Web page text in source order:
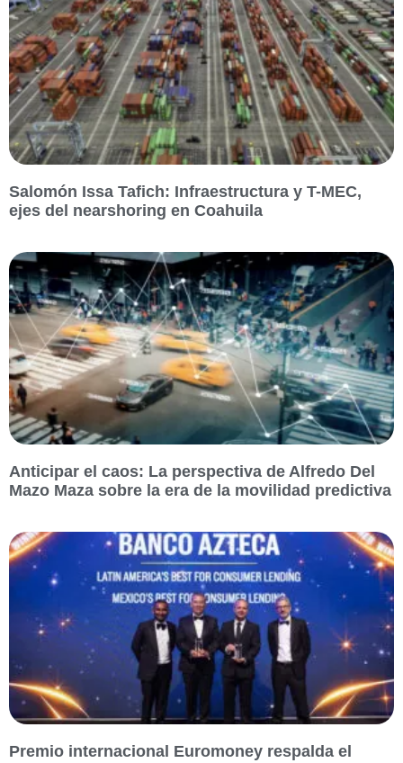
Salomón Issa Tafich: Infraestructura y T-MEC,
ejes del nearshoring en Coahuila
Anticipar el caos: La perspectiva de Alfredo Del
Mazo Maza sobre la era de la movilidad predictiva
Premio internacional Euromoney respalda el